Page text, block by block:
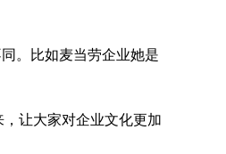
。比如麦当劳企业她是
让大家对企业文化更加